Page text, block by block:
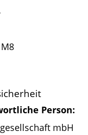
Person:
mbH